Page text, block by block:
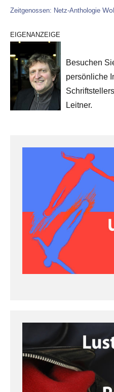
Zeitgenossen: Netz-Anthologie
EIGENANZEIGE
Besuchen
persönliche
Leitner.